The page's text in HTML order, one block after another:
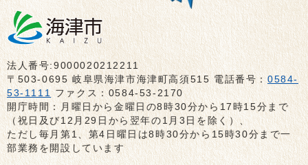
法人番号:9000020212211
〒503-0695 岐阜県海津市海津町高須515 電話番号：0584-
53-1111 ファクス：0584-53-2170
開庁時間：月曜日から金曜日の8時30分から17時15分まで
（祝日及び12月29日から翌年の1月3日を除く）、
ただし毎月第1、第4日曜日は8時30分から15時30分まで一
部業務を開設しています